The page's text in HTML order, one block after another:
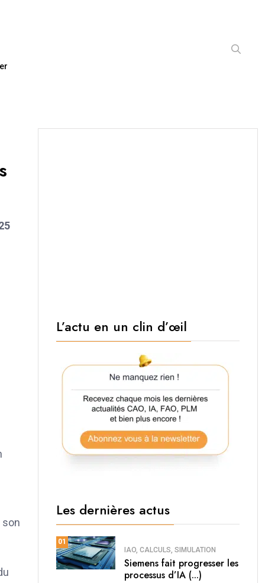
son
L’actu en un clin d’œil
Les dernières actus
01
IAO, CALCULS, SIMULATION
Siemens fait progresser les
processus d’IA (...)